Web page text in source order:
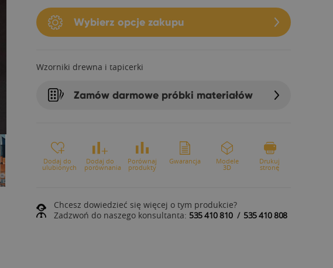
Wybierz opcje zakupu
Wzorniki drewna i tapicerki
Zamów darmowe próbki materiałów
Dodaj do
ulubionych
Dodaj do
porównania
Porównaj
produkty
Gwarancja Modele
3D
Drukuj
stronę
Chcesz dowiedzieć się więcej o tym produkcie?
Zadzwoń do naszego konsultanta: 535 410 810/ 535 410 808